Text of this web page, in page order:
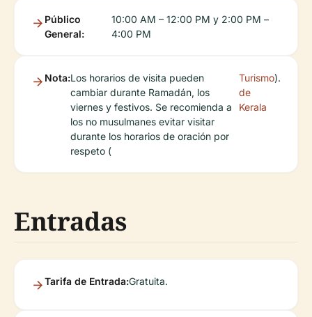
Público
General:
10:00 AM – 12:00 PM y 2:00 PM –
4:00 PM
Nota:Los horarios de visita pueden
cambiar durante Ramadán, los
viernes y festivos. Se recomienda a
los no musulmanes evitar visitar
durante los horarios de oración por
respeto (
Turismo
de
Kerala
).
Entradas
Tarifa de Entrada:Gratuita.